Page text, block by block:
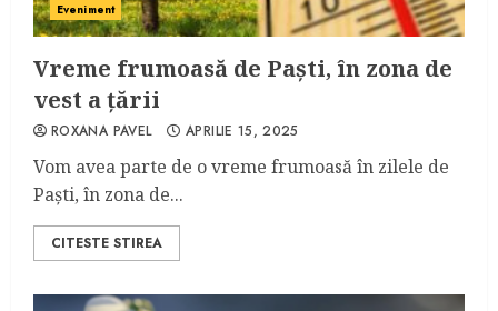
Eveniment
Vreme frumoasă de Paști, în zona de
vest a țării
ROXANA PAVEL APRILIE 15, 2025
Vom avea parte de o vreme frumoasă în zilele de
Paști, în zona de...
CITESTE STIREA